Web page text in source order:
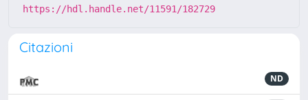
https://hdl.handle.net/11591/182729
Citazioni
ND